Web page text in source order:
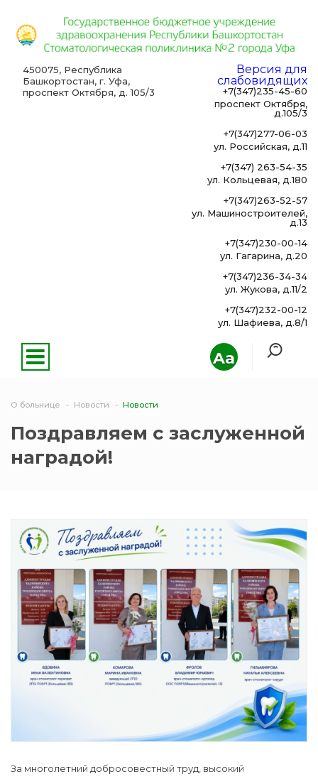
Aa
450075, Республика
Башкортостан, г. Уфа,
проспект Октября, д. 105/3
Версия для
слабовидящих
+7(347)235-45-60
проспект Октября,
д.105/3
+7(347)277-06-03
ул. Российская, д.11
+7(347) 263-54-35
ул. Кольцевая, д.180
+7(347)263-52-57
ул. Машиностроителей,
д.13
+7(347)230-00-14
ул. Гагарина, д.20
+7(347)236-34-34
ул. Жукова, д.11/2
+7(347)232-00-12
ул. Шафиева, д.8/1
О больнице Новости Новости
Поздравляем с заслуженной
наградой!
За многолетний добросовестный труд, высокий